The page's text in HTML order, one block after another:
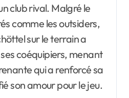
club rival. Malgré le
comme les outsiders,
sur le terrain a
coéquipiers, menant
qui a renforcé sa
son amour pour le jeu.